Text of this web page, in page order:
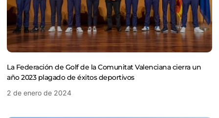
La Federación de Golf de la Comunitat Valenciana cierra un
año 2023 plagado de éxitos deportivos
2 de enero de 2024